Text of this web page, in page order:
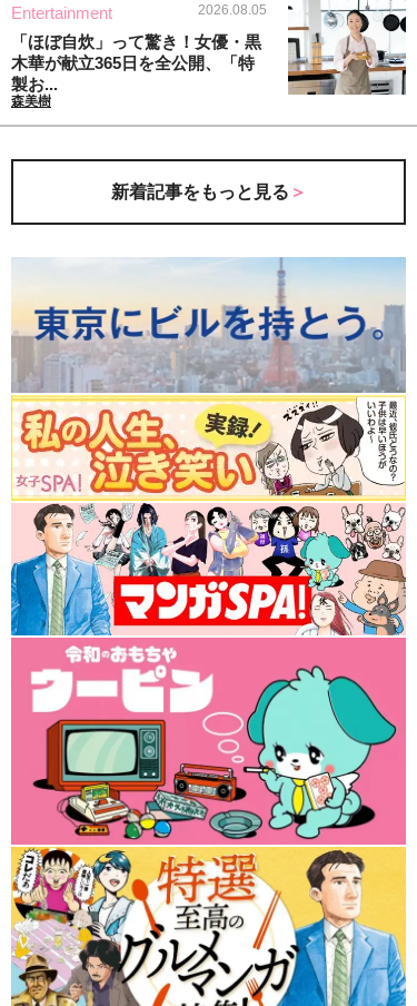
Entertainment 2026.08.05
「ほぼ自炊」って驚き！女優・黒
木華が献立365日を全公開、「特
製お...
森美樹
新着記事をもっと見る